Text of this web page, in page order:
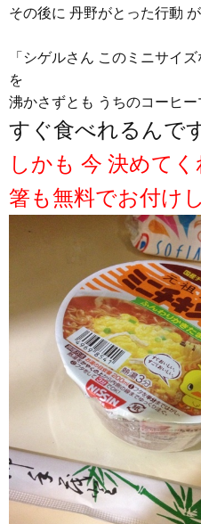
その後に 丹野がとった行動
「シゲルさん このミニサイ
を
沸かさずとも うちのコーヒ
すぐ食べれるんです
しかも 今 決めて
箸も無料でお付け